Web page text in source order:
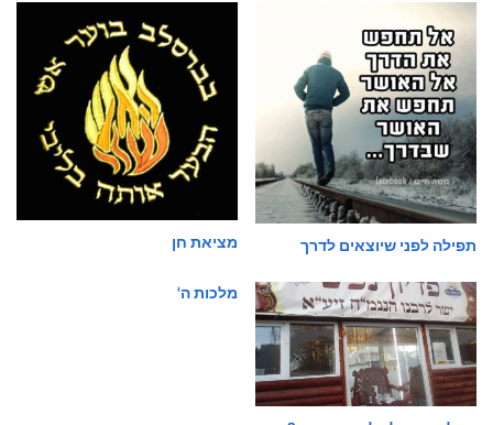
תפילה לפני שיוצאים לדרך מציאת חן
מלכות ה'